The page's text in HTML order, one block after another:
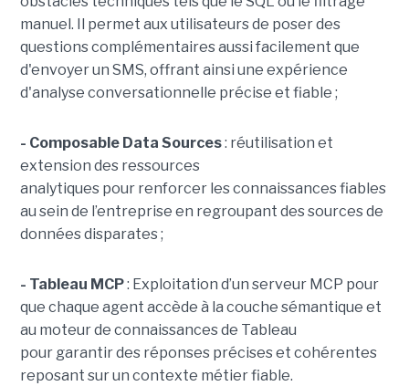
manuel. Il permet aux utilisateurs de poser des
questions complémentaires aussi facilement que
d'envoyer un SMS, offrant ainsi une expérience
d'analyse conversationnelle précise et fiable ;
- Composable Data Sources: réutilisation et
extension des ressources
analytiques pour renforcer les connaissances fiables
au sein de l’entreprise en regroupant des sources de
données disparates ;
- Tableau MCP: Exploitation d’un serveur MCP pour
que chaque agent accède à la couche sémantique et
au moteur de connaissances de Tableau
pour garantir des réponses précises et cohérentes
reposant sur un contexte métier fiable.